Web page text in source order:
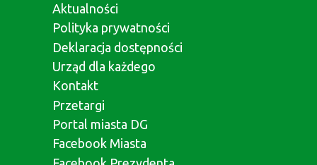
Aktualności
Polityka prywatności
Deklaracja dostępności
Urząd dla każdego
Kontakt
Przetargi
Portal miasta DG
Facebook Miasta